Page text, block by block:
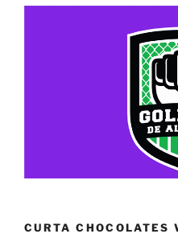
CURTA CHOCOLATES